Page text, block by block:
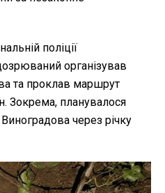
поліції
організував
та проклав маршрут
Зокрема, планувалося
через річку